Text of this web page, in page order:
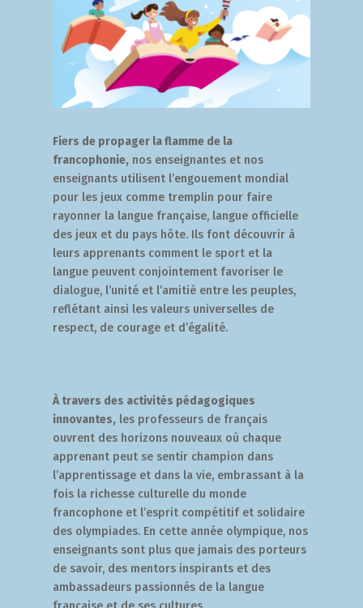
Fiers de propager la flamme de la
francophonie,nos enseignantes et nos
enseignants utilisent l’engouement mondial
pour les jeux comme tremplin pour faire
rayonner la langue française, langue officielle
des jeux et du pays hôte. Ils font découvrir à
leurs apprenants comment le sport et la
langue peuvent conjoin­tement favoriser le
dialogue, l’unité et l’amitié entre les peuples,
reflétant ainsi les valeurs universelles de
respect, de courage et d’égalité.
À travers des activités pédagogiques
innovantes,les professeurs de français
ouvrent des horizons nouveaux où chaque
apprenant peut se sentir champion dans
l’apprentissage et dans la vie, embrassant à la
fois la richesse culturelle du monde
francophone et l’esprit compétitif et solidaire
des olympiades. En cette année olympique, nos
enseignants sont plus que jamais des porteurs
de savoir, des mentors inspirants et des
ambassadeurs passionnés de la langue